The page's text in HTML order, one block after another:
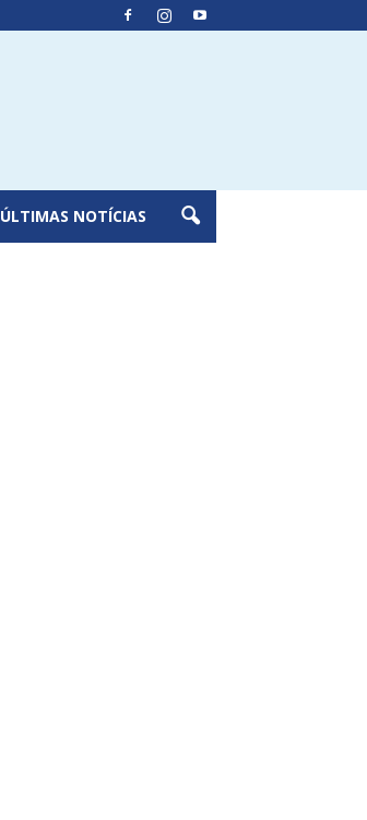
ÚLTIMAS NOTÍCIAS